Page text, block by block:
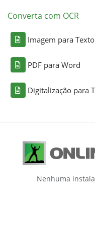
Converta com OCR
Imagem para Texto
PDF para Word
Digitalização para
Nenhuma